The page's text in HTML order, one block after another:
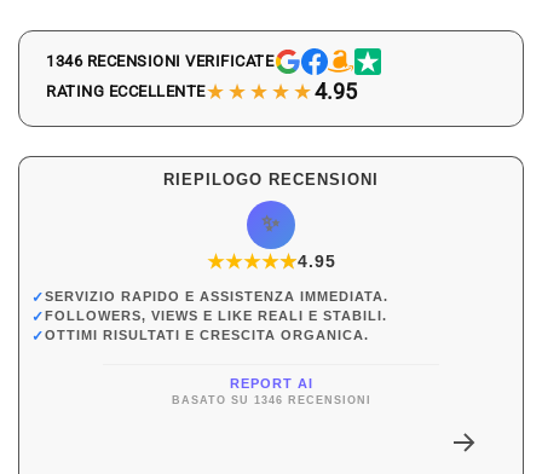
1346 RECENSIONI VERIFICATE
RATING ECCELLENTE★★★★★4.95
RIEPILOGO RECENSIONI
✨
★★★★★
★4.95
✓SERVIZIO RAPIDO E ASSISTENZA IMMEDIATA.
✓FOLLOWERS, VIEWS E LIKE REALI E STABILI.
✓OTTIMI RISULTATI E CRESCITA ORGANICA.
REPORT AI
BASATO SU 1346 RECENSIONI